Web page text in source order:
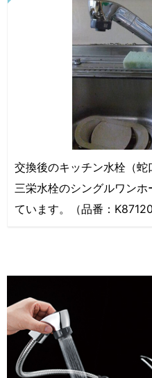
交換後のキッチン水栓（蛇
三栄水栓のシングルワン
ています。（品番：